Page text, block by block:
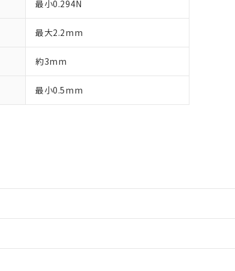
最小0.294N
最大2.2mm
約3mm
最小0.5mm